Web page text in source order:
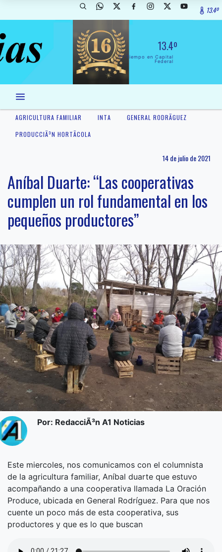
13.4º
13.4º
El Tiempo en Capital
Federal
AGRICULTURA FAMILIAR INTA
GENERAL RODRÃ­GUEZ
PRODUCCIÃ³N HORTÃ­COLA
14 de julio de 2021
Aníbal Duarte: “Las cooperativas
cumplen un rol fundamental en los
pequeños productores”
Por: RedacciÃ³n A1 Noticias
Este miercoles, nos comunicamos con el columnista
de la agricultura familiar, Aníbal duarte que estuvo
acompañando a una cooperativa llamada La Oración
Produce, ubicada en General Rodríguez. Para que nos
cuente un poco más de esta cooperativa, sus
productores y que es lo que buscan